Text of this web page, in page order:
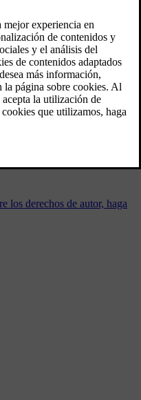
los derechos de autor, haga